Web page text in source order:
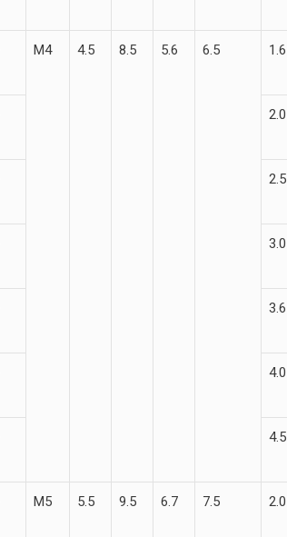
М4 4.5 8.5 5.6 6.5 1.6
2.0
2.5
3.0
3.6
4.0
4.5
М5 5.5 9.5 6.7 7.5 2.0